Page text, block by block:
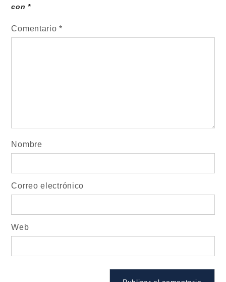
con*
Comentario*
Nombre
Correo electrónico
Web